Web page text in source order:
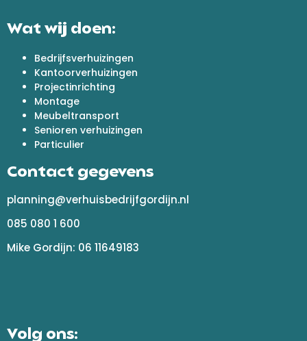
Wat wij doen:
Bedrijfsverhuizingen
Kantoorverhuizingen
Projectinrichting
Montage
Meubeltransport
Senioren verhuizingen
Particulier
Contact gegevens
planning@verhuisbedrijfgordijn.nl
085 080 1 600
Mike Gordijn: 06 11649183
Volg ons: